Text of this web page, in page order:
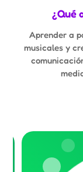
¿Qué
Aprender a
musicales y